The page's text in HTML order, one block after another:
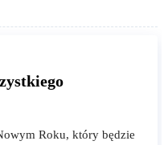
Roku, który będzie